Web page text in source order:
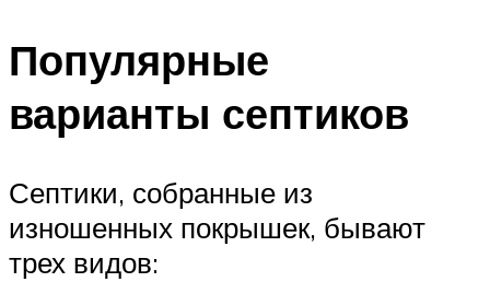
Популярные
варианты септиков
Септики, собранные из
изношенных покрышек, бывают
трех видов: